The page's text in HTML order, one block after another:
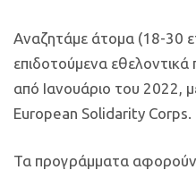
Αναζητάμε άτομα (18-30
επιδοτούμενα
από Ιανουάριο του 2022,
European Solidarity Corps.
Τα προγράμματα